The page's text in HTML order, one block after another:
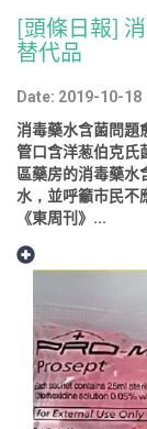
[頭條日報]
替代品
Date: 2019-10-18
消毒藥水含菌問題
管口含洋葱伯克氏
區藥房的消毒藥水
水，並呼籲市民不
《東周刊》...